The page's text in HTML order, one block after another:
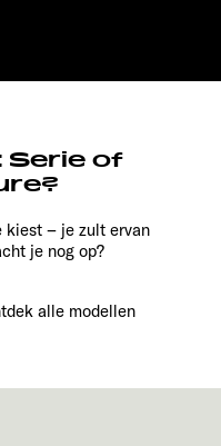
Serie of
– je zult ervan
je nog op?
alle modellen